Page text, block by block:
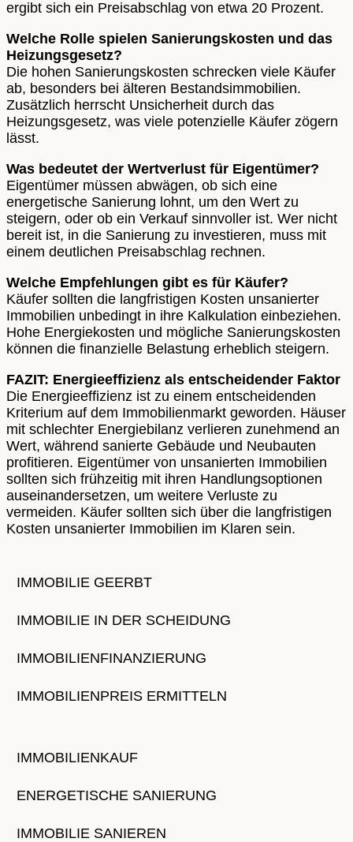
ergibt sich ein Preisabschlag von etwa 20 Prozent.
Welche Rolle spielen Sanierungskosten und das
Heizungsgesetz?
Die hohen Sanierungskosten schrecken viele Käufer
ab, besonders bei älteren Bestandsimmobilien.
Zusätzlich herrscht Unsicherheit durch das
Heizungsgesetz, was viele potenzielle Käufer zögern
lässt.
Was bedeutet der Wertverlust für Eigentümer?
Eigentümer müssen abwägen, ob sich eine
energetische Sanierung lohnt, um den Wert zu
steigern, oder ob ein Verkauf sinnvoller ist. Wer nicht
bereit ist, in die Sanierung zu investieren, muss mit
einem deutlichen Preisabschlag rechnen.
Welche Empfehlungen gibt es für Käufer?
Käufer sollten die langfristigen Kosten unsanierter
Immobilien unbedingt in ihre Kalkulation einbeziehen.
Hohe Energiekosten und mögliche Sanierungskosten
können die finanzielle Belastung erheblich steigern.
FAZIT: Energieeffizienz als entscheidender Faktor
Die Energieeffizienz ist zu einem entscheidenden
Kriterium auf dem Immobilienmarkt geworden. Häuser
mit schlechter Energiebilanz verlieren zunehmend an
Wert, während sanierte Gebäude und Neubauten
profitieren. Eigentümer von unsanierten Immobilien
sollten sich frühzeitig mit ihren Handlungsoptionen
auseinandersetzen, um weitere Verluste zu
vermeiden. Käufer sollten sich über die langfristigen
Kosten unsanierter Immobilien im Klaren sein.
IMMOBILIE GEERBT
IMMOBILIE IN DER SCHEIDUNG
IMMOBILIENFINANZIERUNG
IMMOBILIENPREIS ERMITTELN
IMMOBILIENKAUF
ENERGETISCHE SANIERUNG
IMMOBILIE SANIEREN